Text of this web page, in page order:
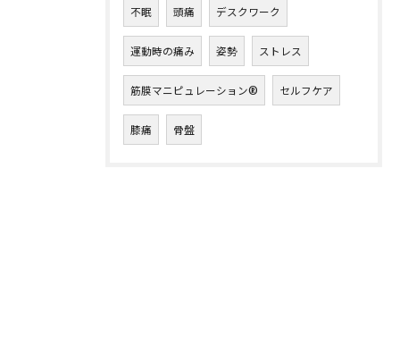
不眠 頭痛 デスクワーク
運動時の痛み 姿勢 ストレス
筋膜マニピュレーション®︎ セルフケア
膝痛 骨盤